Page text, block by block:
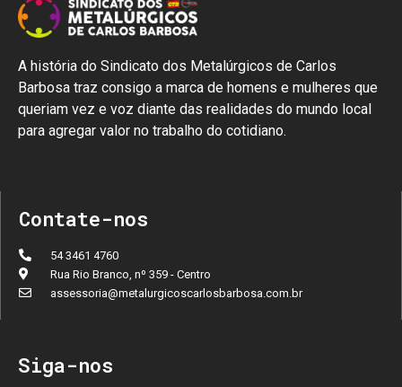
A história do Sindicato dos Metalúrgicos de Carlos
Barbosa traz consigo a marca de homens e mulheres que
queriam vez e voz diante das realidades do mundo local
para agregar valor no trabalho do cotidiano.
Contate-nos
54 3461 4760
Rua Rio Branco, nº 359 - Centro
assessoria@metalurgicoscarlosbarbosa.com.br
Siga-nos